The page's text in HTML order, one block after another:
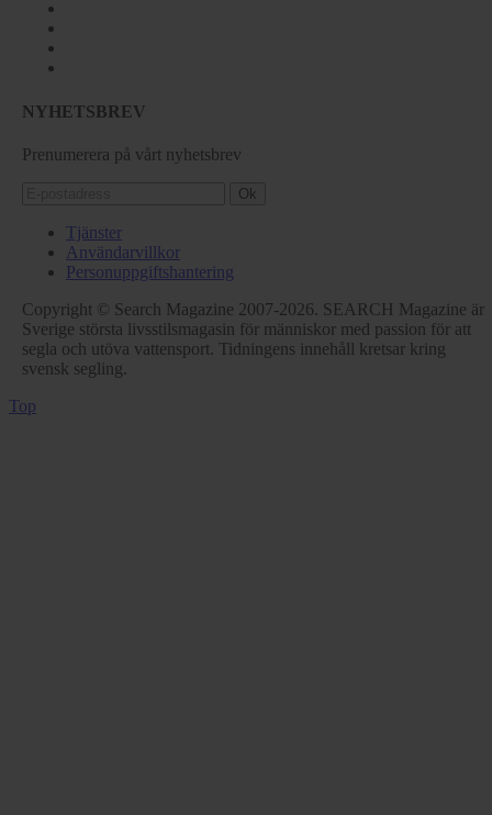
NYHETSBREV
Prenumerera på vårt nyhetsbrev
Ok
Tjänster
Användarvillkor
Personuppgiftshantering
Copyright © Search Magazine 2007-2026. SEARCH Magazine är
Sverige största livsstilsmagasin för människor med passion för att
segla och utöva vattensport. Tidningens innehåll kretsar kring
svensk segling.
Top